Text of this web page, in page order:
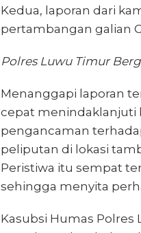
Kedua, laporan dari
pertambangan galian
Polres Luwu Timur
Menanggapi laporan
cepat menindaklanjuti
pengancaman
peliputan di lokasi
Peristiwa itu sempat
sehingga menyita
Kasubsi Humas Polres